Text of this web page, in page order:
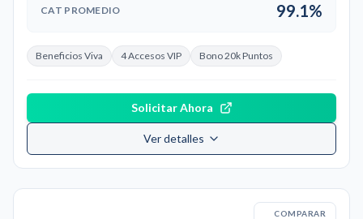
CAT PROMEDIO 99.1%
Beneficios Viva 4 Accesos VIP Bono 20k Puntos
Solicitar Ahora
Ver detalles
COMPARAR